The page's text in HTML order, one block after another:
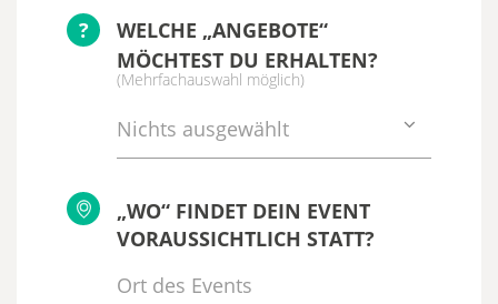
?
WELCHE „ANGEBOTE“
MÖCHTEST DU ERHALTEN?
(Mehrfachauswahl möglich)
Nichts ausgewählt
„WO“ FINDET DEIN EVENT
VORAUSSICHTLICH STATT?